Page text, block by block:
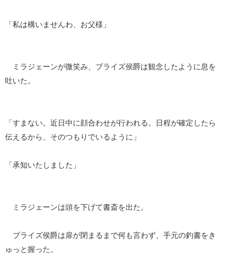
「私は構いませんわ、お父様」
ミラジェーンが微笑み、ブライズ侯爵は観念したように息を
吐いた。
「すまない。近日中に顔合わせが行われる。日程が確定したら
伝えるから、そのつもりでいるように」
「承知いたしました」
ミラジェーンは頭を下げて書斎を出た。
ブライズ侯爵は扉が閉まるまで何も言わず、手元の釣書をき
ゅっと握った。